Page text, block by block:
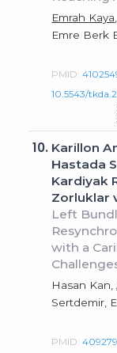
Emrah Kaya
Emre Berk
PMID:
10.5543/
10. Karillon
Hastada
Kardiyak
Zorluklar
Left
with a
Hasan Kan,
Sertdemir,
PMID: